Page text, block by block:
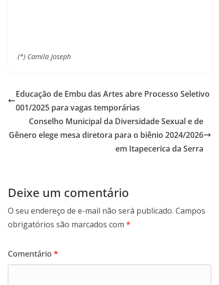
(*) Camila Joseph
Educação de Embu das Artes abre Processo Seletivo
001/2025 para vagas temporárias
Conselho Municipal da Diversidade Sexual e de
Gênero elege mesa diretora para o biênio 2024/2026
em Itapecerica da Serra
Deixe um comentário
O seu endereço de e-mail não será publicado. Campos
obrigatórios são marcados com *
Comentário *